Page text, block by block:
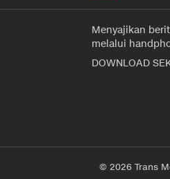
Menyajikan
melalui
DOWNLOAD
© 2026 Trans